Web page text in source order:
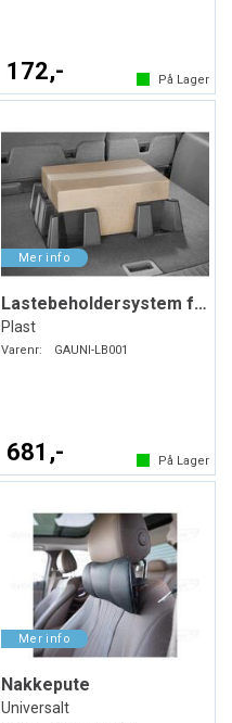
172,- På Lager
Lastebeholdersystem for bagasjerommet
Plast
Varenr: GAUNI-LB001
681,- På Lager
Nakkepute
Universalt